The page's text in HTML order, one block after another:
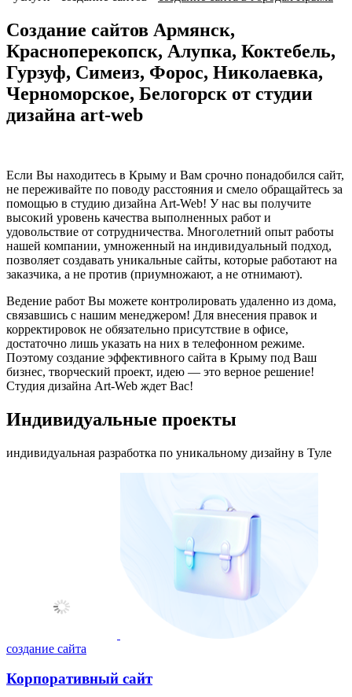
Создание сайтов Армянск,
Красноперекопск, Алупка, Коктебель,
Гурзуф, Симеиз, Форос, Николаевка,
Черноморское, Белогорск от студии
дизайна art-web
Если Вы находитесь в Крыму и Вам срочно понадобился сайт,
не переживайте по поводу расстояния и смело обращайтесь за
помощью в студию дизайна Art-Web! У нас вы получите
высокий уровень качества выполненных работ и
удовольствие от сотрудничества. Многолетний опыт работы
нашей компании, умноженный на индивидуальный подход,
позволяет создавать уникальные сайты, которые работают на
заказчика, а не против (приумножают, а не отнимают).
Ведение работ Вы можете контролировать удаленно из дома,
связавшись с нашим менеджером! Для внесения правок и
корректировок не обязательно присутствие в офисе,
достаточно лишь указать на них в телефонном режиме.
Поэтому создание эффективного сайта в Крыму под Ваш
бизнес, творческий проект, идею — это верное решение!
Студия дизайна Art-Web ждет Вас!
Индивидуальные проекты
индивидуальная разработка по уникальному дизайну в Туле
создание сайта
Корпоративный сайт